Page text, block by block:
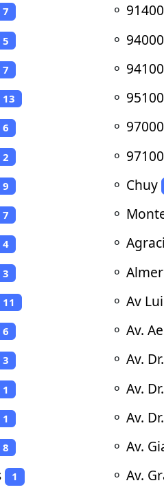
7
5
7
13
6
2
9
7
4
3
11
6
3
1
1
8
1
⚬
⚬
⚬
⚬
⚬
⚬
⚬ Chuy
⚬
⚬
⚬
⚬ Av
⚬ Av.
⚬ Av.
⚬ Av.
⚬ Av.
⚬ Av.
⚬ Av.